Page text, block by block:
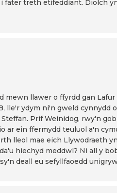
treth etifeddiant. Diolch
llawer o ffyrdd gan
ydym ni'n gweld cynnydd
Prif Weinidog, rwy'n
ar ein ffermydd teuluol a'n
lleol mae eich Llywodraeth
hiechyd meddwl? Ni all y
deall eu sefyllfaoedd